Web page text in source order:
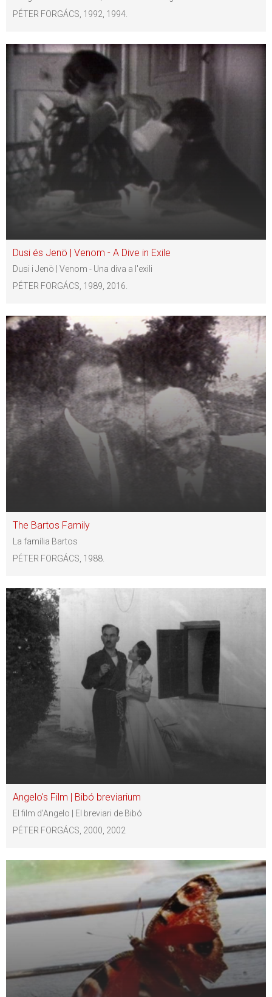
PÉTER FORGÁCS, 1992, 1994.
Dusi és Jenö | Venom - A Dive in Exile
Dusi i Jenö | Venom - Una diva a l'exili
PÉTER FORGÁCS, 1989, 2016.
The Bartos Family
La família Bartos
PÉTER FORGÁCS, 1988.
Angelo's Film | Bibó breviarium
El film d'Angelo | El breviari de Bibó
PÉTER FORGÁCS, 2000, 2002